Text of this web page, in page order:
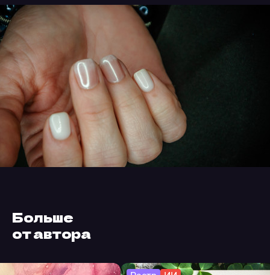
Больше
от автора